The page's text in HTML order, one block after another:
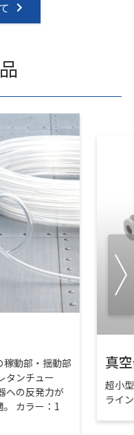
動部・揺動部
タンチュー
への反発力が
カラー：1
真
超小
ライ